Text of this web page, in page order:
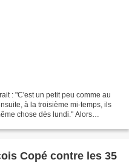
: "C'est un petit peu comme au
à la troisième mi-temps, ils
chose dès lundi." Alors
Copé contre les 35